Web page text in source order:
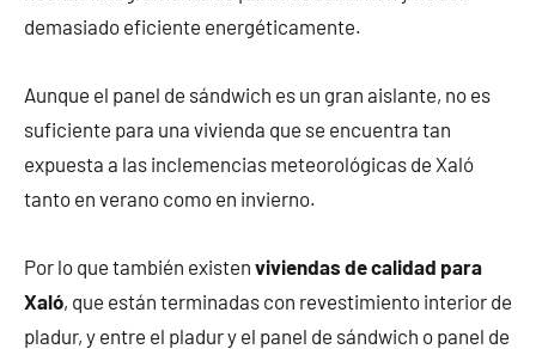
demasiado eficiente energéticamente.
Aunque el panel de sándwich es un gran aislante, no es
suficiente para una vivienda que se encuentra tan
expuesta a las inclemencias meteorológicas de Xaló
tanto en verano como en invierno.
Por lo que también existen viviendas de calidad para
Xaló, que están terminadas con revestimiento interior de
pladur, y entre el pladur y el panel de sándwich o panel de